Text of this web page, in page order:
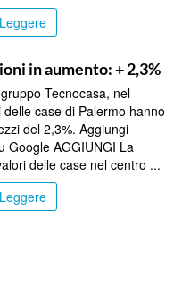
in aumento: + 2,3%
Tecnocasa, nel
case di Palermo hanno
del 2,3%. Aggiungi
Google AGGIUNGI La
delle case nel centro ...